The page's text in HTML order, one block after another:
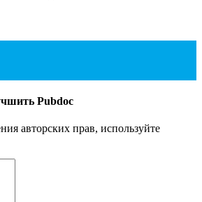
Pubdoc
авторских прав, используйте